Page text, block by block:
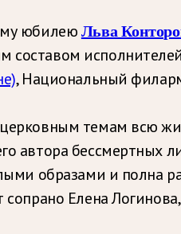
юбилею Льва
, Национальный
темам всю
автора
образами и полна
сопрано Елена